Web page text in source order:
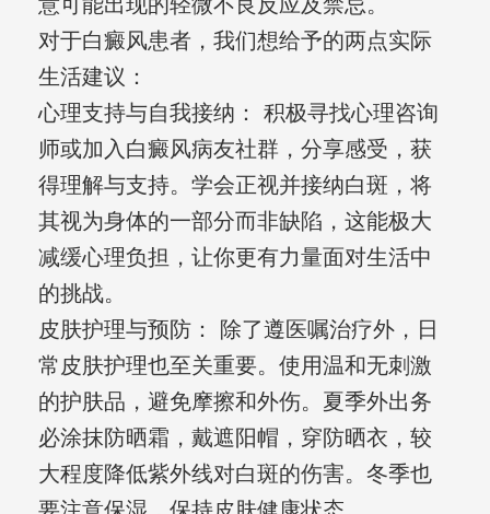
对于白癜风患者，我们想给予的两点实际
生活建议：
心理支持与自我接纳： 积极寻找心理咨询
师或加入白癜风病友社群，分享感受，获
得理解与支持。学会正视并接纳白斑，将
其视为身体的一部分而非缺陷，这能极大
减缓心理负担，让你更有力量面对生活中
的挑战。
皮肤护理与预防： 除了遵医嘱治疗外，日
常皮肤护理也至关重要。使用温和无刺激
的护肤品，避免摩擦和外伤。夏季外出务
必涂抹防晒霜，戴遮阳帽，穿防晒衣，较
大程度降低紫外线对白斑的伤害。冬季也